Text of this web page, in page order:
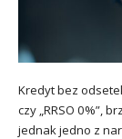
Kredyt bez
czy „RRSO 0%”,
jednak jedno z